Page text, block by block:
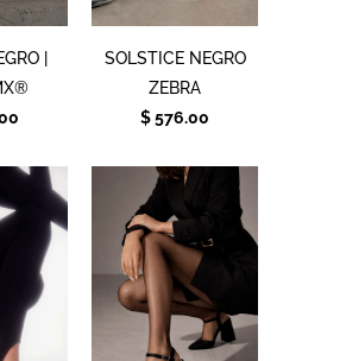
|
SOLSTICE NEGRO
ZEBRA
$ 576.00